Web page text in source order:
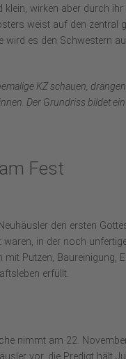
klein, wirken aber durch ihr
weist auf den zentral
wird es den Schwestern
KZ schauen,
Der Grundriss bildet
Fest
den ersten
in der noch
Putzen, Baureinigung,
erfüllt.
nimmt am 22.